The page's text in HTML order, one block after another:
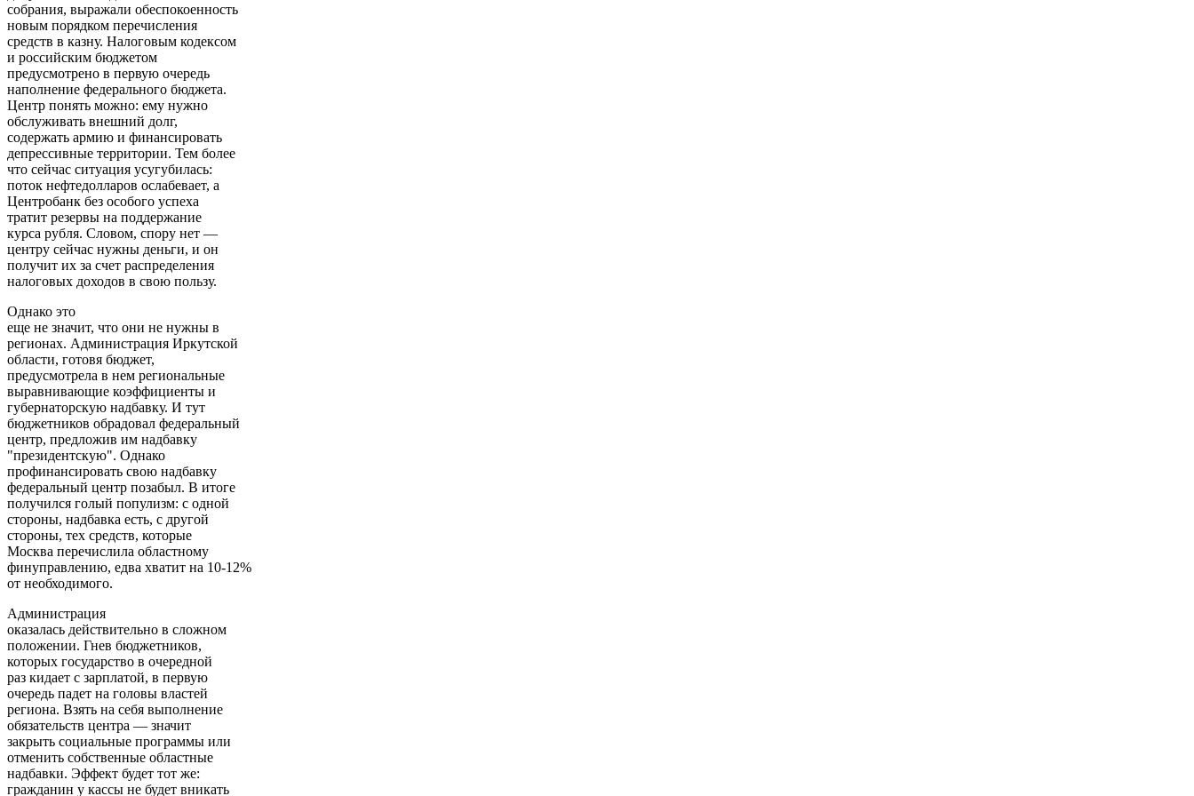
собрания, выражали обеспокоенность
новым порядком перечисления
средств в казну. Налоговым кодексом
и российским бюджетом
предусмотрено в первую очередь
наполнение федерального бюджета.
Центр понять можно: ему нужно
обслуживать внешний долг,
содержать армию и финансировать
депрессивные территории. Тем более
что сейчас ситуация усугубилась:
поток нефтедолларов ослабевает, а
Центробанк без особого успеха
тратит резервы на поддержание
курса рубля. Словом, спору нет —
центру сейчас нужны деньги, и он
получит их за счет распределения
налоговых доходов в свою пользу.
Однако это
еще не значит, что они не нужны в
регионах. Администрация Иркутской
области, готовя бюджет,
предусмотрела в нем региональные
выравнивающие коэффициенты и
губернаторскую надбавку. И тут
бюджетников обрадовал федеральный
центр, предложив им надбавку
"президентскую". Однако
профинансировать свою надбавку
федеральный центр позабыл. В итоге
получился голый популизм: с одной
стороны, надбавка есть, с другой
стороны, тех средств, которые
Москва перечислила областному
финуправлению, едва хватит на 10-12%
от необходимого.
Администрация
оказалась действительно в сложном
положении. Гнев бюджетников,
которых государство в очередной
раз кидает с зарплатой, в первую
очередь падет на головы властей
региона. Взять на себя выполнение
обязательств центра — значит
закрыть социальные программы или
отменить собственные областные
надбавки. Эффект будет тот же:
гражданин у кассы не будет вникать